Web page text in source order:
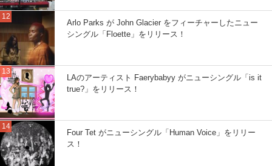
Arlo Parks が John Glacier をフィーチャーしたニュー
シングル「Floette」をリリース！
LAのアーティスト Faerybabyy がニューシングル「is it
true?」をリリース！
Four Tet がニューシングル「Human Voice」をリリー
ス！